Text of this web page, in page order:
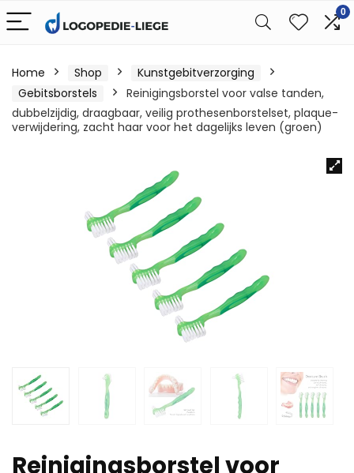
0
Home Shop
Kunstgebitverzorging
Gebitsborstels
Reinigingsborstel voor valse tanden,
dubbelzijdig, draagbaar, veilig prothesenborstelset, plaque-
verwijdering, zacht haar voor het dagelijks leven (groen)
Reinigingsborstel voor